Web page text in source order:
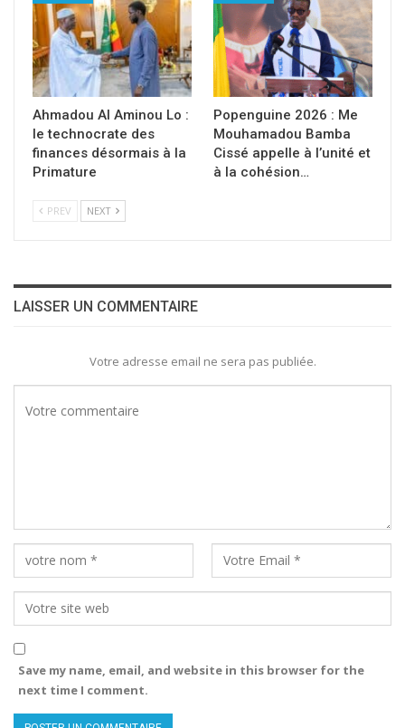
Ahmadou Al Aminou Lo :
le technocrate des
finances désormais à la
Primature
Popenguine 2026 : Me
Mouhamadou Bamba
Cissé appelle à l’unité et
à la cohésion…
PREV NEXT
LAISSER UN COMMENTAIRE
Votre adresse email ne sera pas publiée.
Save my name, email, and website in this browser for the
next time I comment.